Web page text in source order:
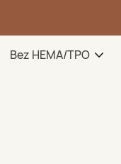
Bez HEMA/TPO